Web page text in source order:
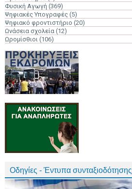
Φυσική Αγωγή (369)
Ψηφιακές Υπογραφές (5)
Ψηφιακό φροντιστήριο (20)
Ωνάσεια σχολεία (12)
Ωρομίσθιοι (106)
Οδηγίες - Έντυπα συνταξιοδότησης